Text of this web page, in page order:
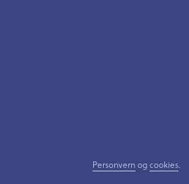
Personvernogcookies.